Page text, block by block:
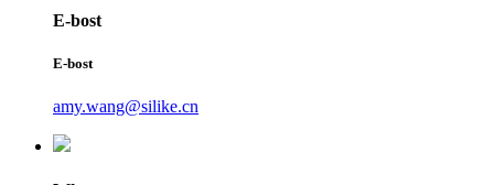
E-bost
E-bost
amy.wang@silike.cn